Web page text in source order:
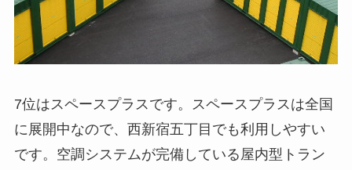
7位はスペースプラスです。スペースプラスは全国
に展開中なので、西新宿五丁目でも利用しやすい
です。空調システムが完備している屋内型トラン